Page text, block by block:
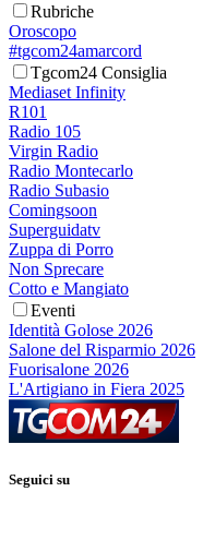
Rubriche
Oroscopo
#tgcom24amarcord
Tgcom24 Consiglia
Mediaset Infinity
R101
Radio 105
Virgin Radio
Radio Montecarlo
Radio Subasio
Comingsoon
Superguidatv
Zuppa di Porro
Non Sprecare
Cotto e Mangiato
Eventi
Identità Golose 2026
Salone del Risparmio 2026
Fuorisalone 2026
L'Artigiano in Fiera 2025
Seguici su